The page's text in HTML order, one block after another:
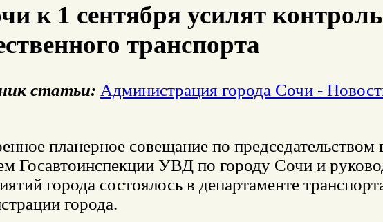
к 1 сентября усилят
транспорта
статьи: Администрация города Сочи -
планерное совещание по председательством
Госавтоинспекции УВД по городу Сочи и
города состоялось в департаменте
города.